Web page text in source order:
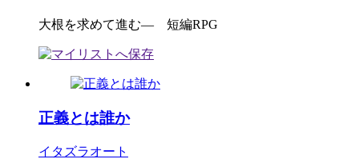
大根を求めて進む― 短編RPG
正義とは誰か
イタズラオート